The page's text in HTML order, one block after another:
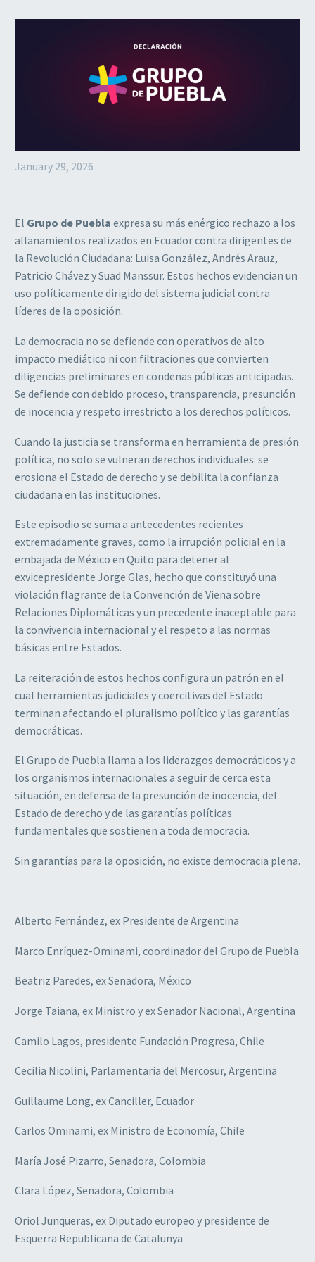
January 29, 2026
El Grupo de Puebla expresa su más enérgico rechazo a los
allanamientos realizados en Ecuador contra dirigentes de
la Revolución Ciudadana: Luisa González, Andrés Arauz,
Patricio Chávez y Suad Manssur. Estos hechos evidencian un
uso políticamente dirigido del sistema judicial contra
líderes de la oposición.
La democracia no se defiende con operativos de alto
impacto mediático ni con filtraciones que convierten
diligencias preliminares en condenas públicas anticipadas.
Se defiende con debido proceso, transparencia, presunción
de inocencia y respeto irrestricto a los derechos políticos.
Cuando la justicia se transforma en herramienta de presión
política, no solo se vulneran derechos individuales: se
erosiona el Estado de derecho y se debilita la confianza
ciudadana en las instituciones.
Este episodio se suma a antecedentes recientes
extremadamente graves, como la irrupción policial en la
embajada de México en Quito para detener al
exvicepresidente Jorge Glas, hecho que constituyó una
violación flagrante de la Convención de Viena sobre
Relaciones Diplomáticas y un precedente inaceptable para
la convivencia internacional y el respeto a las normas
básicas entre Estados.
La reiteración de estos hechos configura un patrón en el
cual herramientas judiciales y coercitivas del Estado
terminan afectando el pluralismo político y las garantías
democráticas.
El Grupo de Puebla llama a los liderazgos democráticos y a
los organismos internacionales a seguir de cerca esta
situación, en defensa de la presunción de inocencia, del
Estado de derecho y de las garantías políticas
fundamentales que sostienen a toda democracia.
Sin garantías para la oposición, no existe democracia plena.
Alberto Fernández, ex Presidente de Argentina
Marco Enríquez-Ominami, coordinador del Grupo de Puebla
Beatriz Paredes, ex Senadora, México
Jorge Taiana, ex Ministro y ex Senador Nacional, Argentina
Camilo Lagos, presidente Fundación Progresa, Chile
Cecilia Nicolini, Parlamentaria del Mercosur, Argentina
Guillaume Long, ex Canciller, Ecuador
Carlos Ominami, ex Ministro de Economía, Chile
María José Pizarro, Senadora, Colombia
Clara López, Senadora, Colombia
Oriol Junqueras, ex Diputado europeo y presidente de
Esquerra Republicana de Catalunya